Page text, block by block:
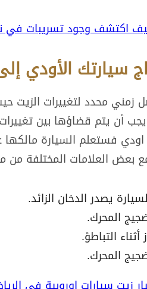
اكتشف وجود تسريبات في
سيارتك الأودي
زمني محدد لتغييرات
أن يتم قضاؤها بين
فستعلم السيارة مالكها
بعض العلامات المختلفة
يصدر الدخان الزائد.
المحرك.
أثناء التباطؤ.
المحرك.